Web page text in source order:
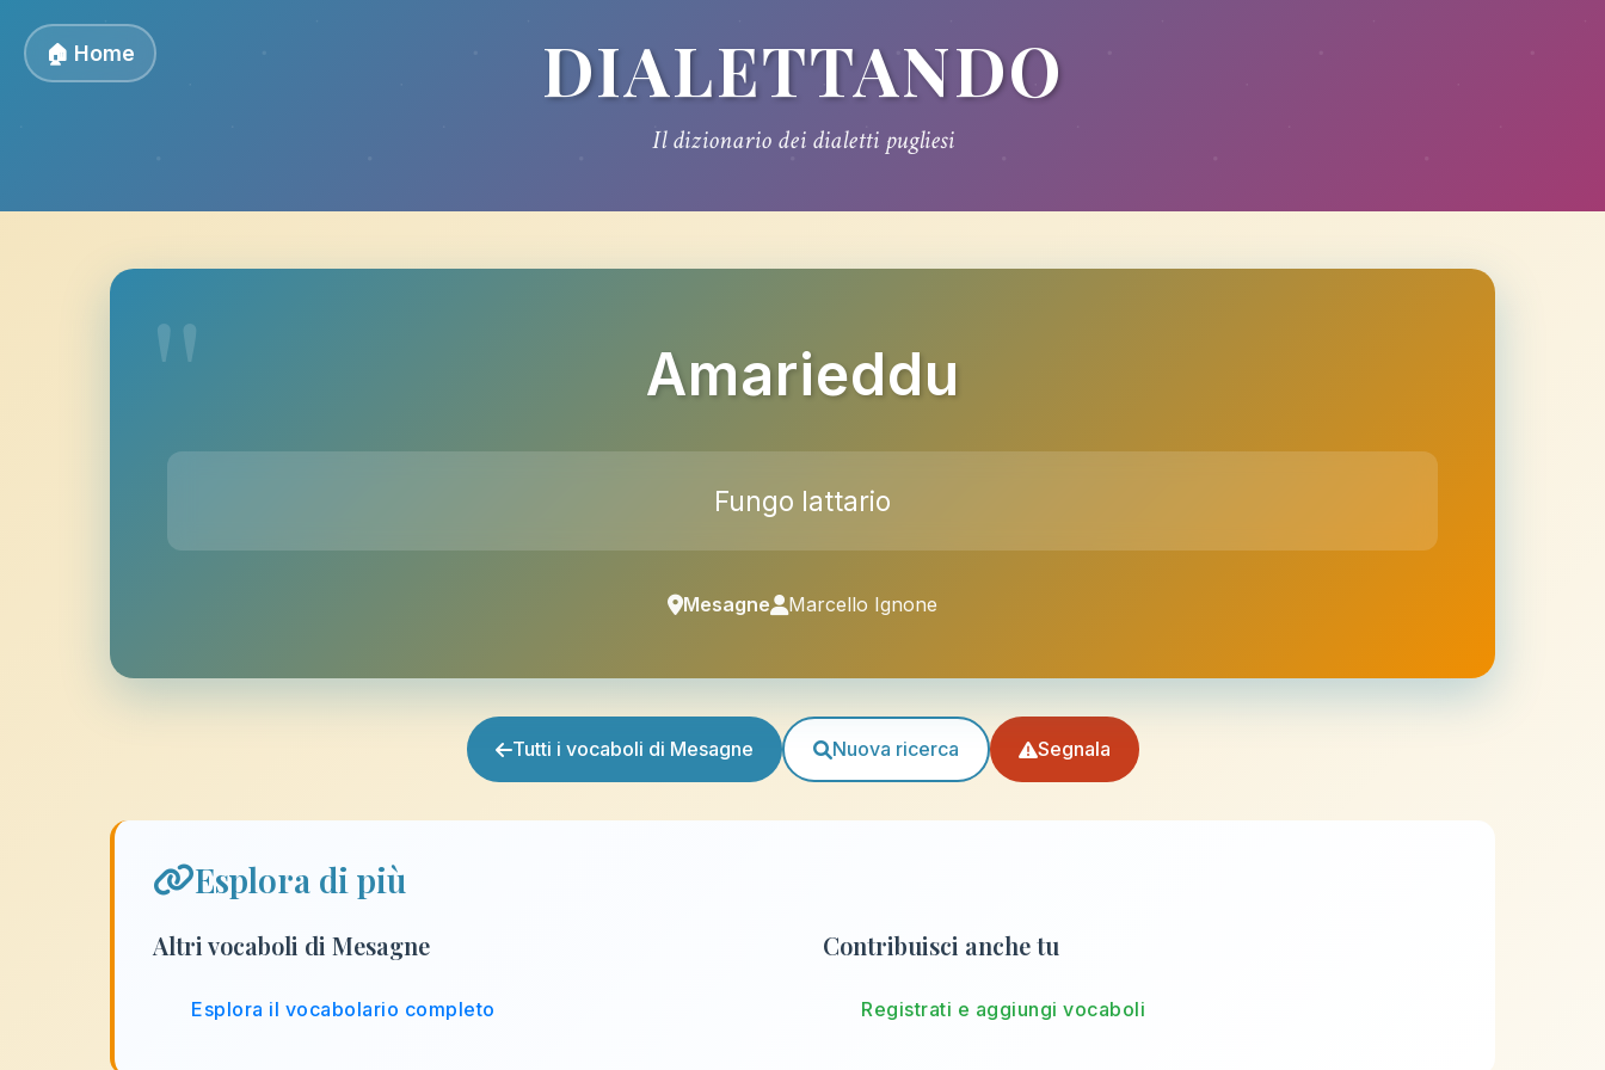
🏠 Home DIALETTANDO
Il dizionario dei dialetti pugliesi
Amarieddu
Fungo lattario
Mesagne Marcello Ignone
Tutti i vocaboli di Mesagne Nuova ricerca Segnala
Esplora di più
Altri vocaboli di Mesagne
Esplora il vocabolario completo
Contribuisci anche tu
Registrati e aggiungi vocaboli